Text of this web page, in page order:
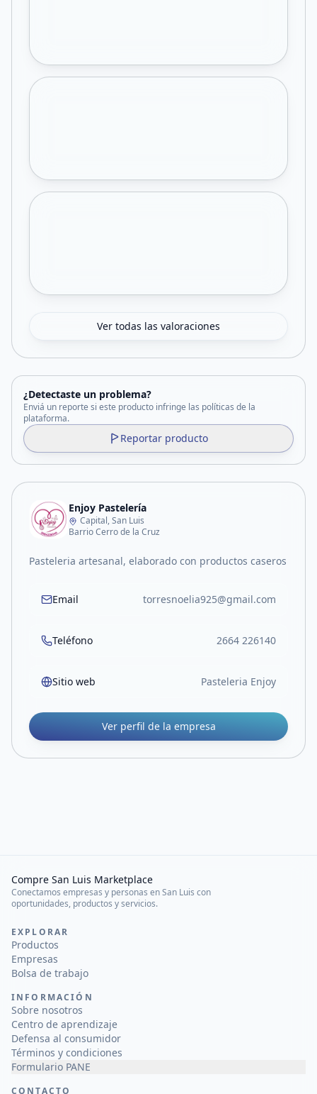
Ver todas las valoraciones
¿Detectaste un problema?
Enviá un reporte si este producto infringe las políticas de la
plataforma.
Reportar producto
Enjoy Pastelería
Capital, San Luis
Barrio Cerro de la Cruz
Pasteleria artesanal, elaborado con productos caseros
Email torresnoelia925@gmail.com
Teléfono 2664 226140
Sitio web Pasteleria Enjoy
Ver perfil de la empresa
Compre San Luis Marketplace
Conectamos empresas y personas en San Luis con
oportunidades, productos y servicios.
EXPLORAR
Productos
Empresas
Bolsa de trabajo
INFORMACIÓN
Sobre nosotros
Centro de aprendizaje
Defensa al consumidor
Términos y condiciones
Formulario PANE
CONTACTO